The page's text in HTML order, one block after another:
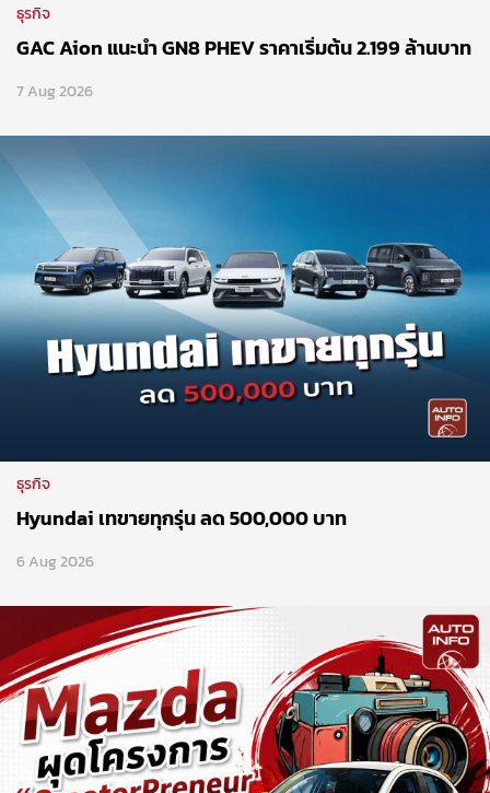
ธุรกิจ
GAC Aion แนะนำ GN8 PHEV ราคาเริ่มต้น 2.199 ล้านบาท
7 Aug 2026
ธุรกิจ
Hyundai เทขายทุกรุ่น ลด 500,000 บาท
6 Aug 2026